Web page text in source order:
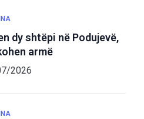
dy shtëpi në Podujevë,
armë
2026